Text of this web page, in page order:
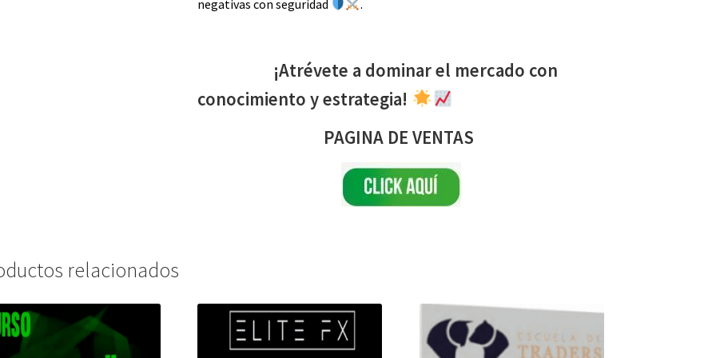
negativas con seguridad .
¡Atrévete a dominar el mercado con
conocimiento y estrategia!
PAGINA DE VENTAS
relacionados